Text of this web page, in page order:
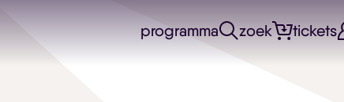
programma zoek tickets